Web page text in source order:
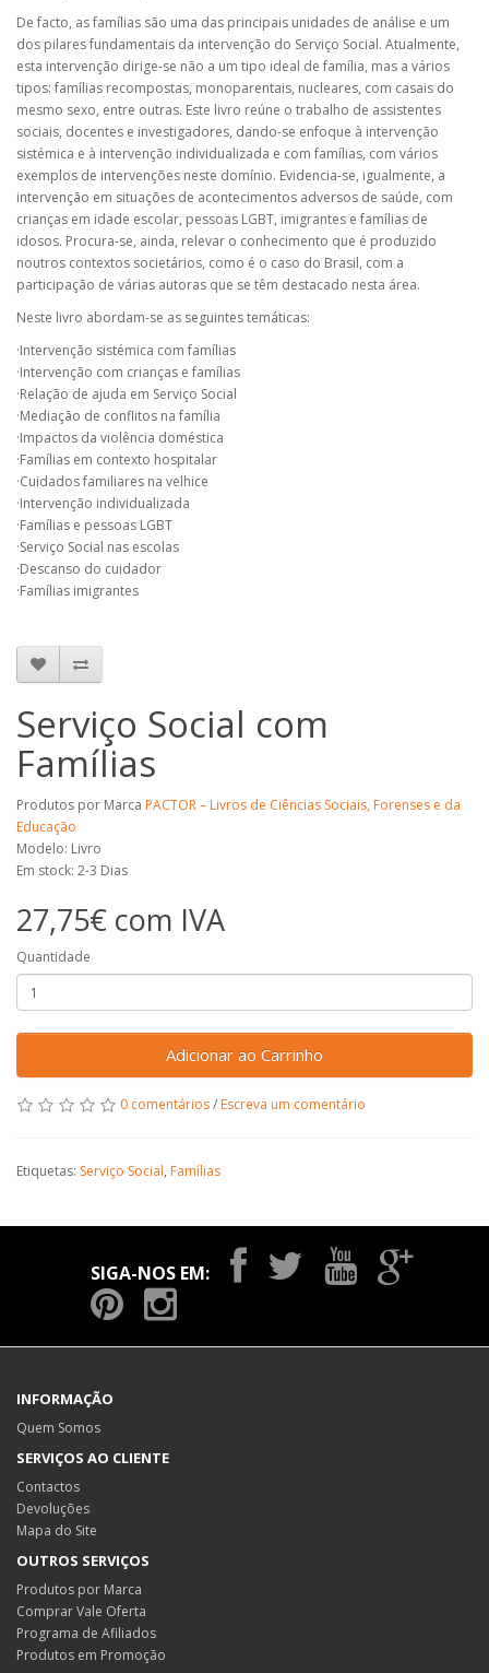
De facto, as famílias são uma das principais unidades de análise e um
dos pilares fundamentais da intervenção do Serviço Social. Atualmente,
esta intervenção dirige-se não a um tipo ideal de família, mas a vários
tipos: famílias recompostas, monoparentais, nucleares, com casais do
mesmo sexo, entre outras. Este livro reúne o trabalho de assistentes
sociais, docentes e investigadores, dando-se enfoque à intervenção
sistémica e à intervenção individualizada e com famílias, com vários
exemplos de intervenções neste domínio. Evidencia-se, igualmente, a
intervenção em situações de acontecimentos adversos de saúde, com
crianças em idade escolar, pessoas LGBT, imigrantes e famílias de
idosos. Procura-se, ainda, relevar o conhecimento que é produzido
noutros contextos societários, como é o caso do Brasil, com a
participação de várias autoras que se têm destacado nesta área.
Neste livro abordam-se as seguintes temáticas:
·Intervenção sistémica com famílias
·Intervenção com crianças e famílias
·Relação de ajuda em Serviço Social
·Mediação de conflitos na família
·Impactos da violência doméstica
·Famílias em contexto hospitalar
·Cuidados familiares na velhice
·Intervenção individualizada
·Famílias e pessoas LGBT
·Serviço Social nas escolas
·Descanso do cuidador
·Famílias imigrantes
Serviço Social com
Famílias
Produtos por Marca PACTOR – Livros de Ciências Sociais, Forenses e da
Educação
Modelo: Livro
Em stock: 2-3 Dias
27,75€ com IVA
Quantidade
Adicionar ao Carrinho
0 comentários/ Escreva um comentário
Etiquetas: Serviço Social, Famílias
SIGA-NOS EM:
INFORMAÇÃO
Quem Somos
SERVIÇOS AO CLIENTE
Contactos
Devoluções
Mapa do Site
OUTROS SERVIÇOS
Produtos por Marca
Comprar Vale Oferta
Programa de Afiliados
Produtos em Promoção